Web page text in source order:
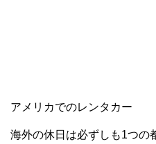
アメリカでのレンタカー
海外の休日は必ずしも1つの